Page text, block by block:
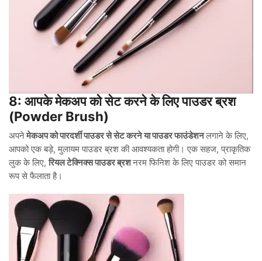
8: आपके मेकअप को सेट करने के लिए पाउडर ब्रश
(Powder Brush)
अपनेमेकअप को पारदर्शी पाउडर से सेट करने या पाउडर फाउंडेशनलगाने के लिए,
आपको एक बड़े, मुलायम पाउडर ब्रश की आवश्यकता होगी। एक सहज, प्राकृतिक
लुक के लिए,रियल टेक्निक्स पाउडर ब्रशनरम फिनिश के लिए पाउडर को समान
रूप से फैलाता है।